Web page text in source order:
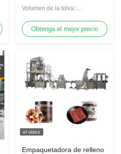
inoxidables
Volumen de la tolva::
Obtenga el mejor precio
el video
Empaquetadora de relleno